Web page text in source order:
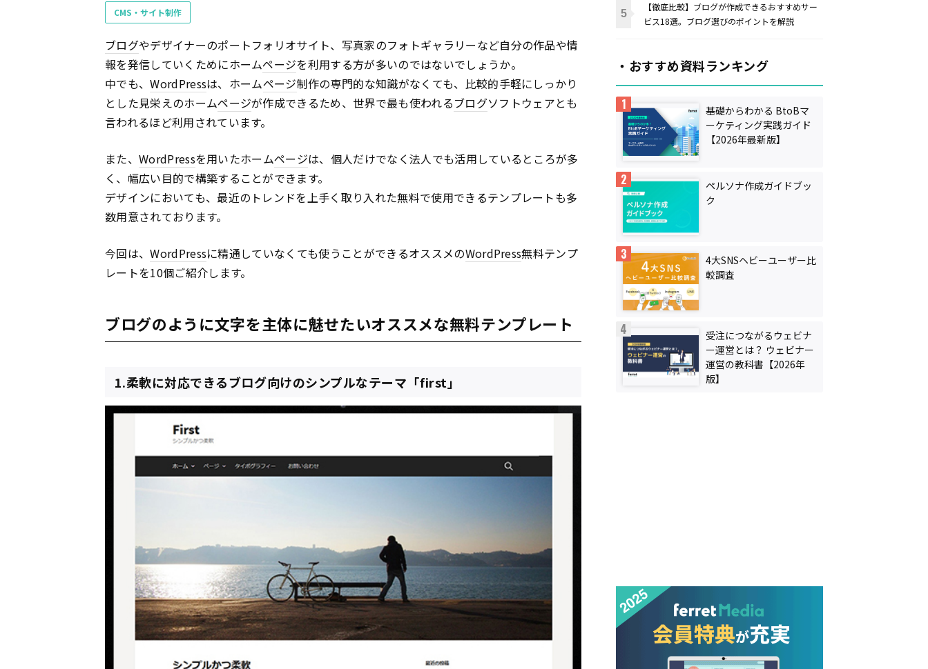
CMS・サイト制作
ブログやデザイナーのポートフォリオサイト、写真家のフォトギャラリーなど自分の作品や情
報を発信していくためにホームページを利用する方が多いのではないでしょうか。
中でも、WordPressは、ホームページ制作の専門的な知識がなくても、比較的手軽にしっかり
とした見栄えのホームページが作成できるため、世界で最も使われるブログソフトウェアとも
言われるほど利用されています。
また、 WordPressを用いたホームページは、個人だけでなく法人でも活用しているところが多
く、幅広い目的で構築することができます。
デザインにおいても、最近のトレンドを上手く取り入れた無料で使用できるテンプレートも多
数用意されております。
今回は、WordPressに精通していなくても使うことができるオススメのWordPress無料テンプ
レートを10個ご紹介します。
ブログのように文字を主体に魅せたいオススメな無料テンプレート
1.柔軟に対応できるブログ向けのシンプルなテーマ「first」
【徹底比較】ブログが作成できるおすすめサー
ビス18選。ブログ選びのポイントを解説
・おすすめ資料ランキング
基礎からわかる BtoBマ
ーケティング実践ガイド
【2026年最新版】
ペルソナ作成ガイドブッ
ク
4大SNSヘビーユーザー比
較調査
受注につながるウェビナ
ー運営とは？ ウェビナー
運営の教科書【2026年
版】